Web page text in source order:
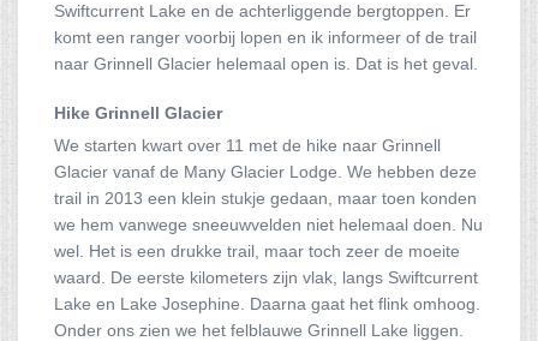
Swiftcurrent Lake en de achterliggende bergtoppen. Er
komt een ranger voorbij lopen en ik informeer of de trail
naar Grinnell Glacier helemaal open is. Dat is het geval.
Hike Grinnell Glacier
We starten kwart over 11 met de hike naar Grinnell
Glacier vanaf de Many Glacier Lodge. We hebben deze
trail in 2013 een klein stukje gedaan, maar toen konden
we hem vanwege sneeuwvelden niet helemaal doen. Nu
wel. Het is een drukke trail, maar toch zeer de moeite
waard. De eerste kilometers zijn vlak, langs Swiftcurrent
Lake en Lake Josephine. Daarna gaat het flink omhoog.
Onder ons zien we het felblauwe Grinnell Lake liggen.